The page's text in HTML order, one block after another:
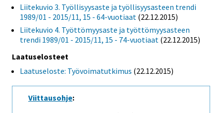
Liitekuvio 3. Työllisyysaste ja työllisyysasteen trendi
1989/01 - 2015/11, 15 - 64-vuotiaat (22.12.2015)
Liitekuvio 4. Työttömyysaste ja työttömyysasteen
trendi 1989/01 - 2015/11, 15 - 74-vuotiaat (22.12.2015)
Laatuselosteet
Laatuseloste: Työvoimatutkimus (22.12.2015)
Viittausohje: